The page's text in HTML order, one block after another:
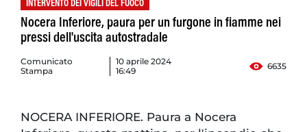
INTERVENTO DEI VIGILI DEL FUOCO
Nocera Inferiore, paura per un furgone in fiamme nei
pressi dell'uscita autostradale
Comunicato
Stampa
10 aprile 2024
16:49
6635
NOCERA INFERIORE. Paura a Nocera